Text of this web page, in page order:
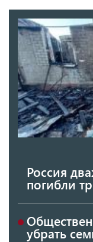
Россия
погибли
убрать